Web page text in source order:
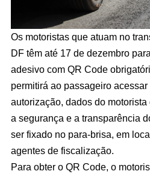
Os motoristas que atuam no
DF têm até 17 de dezembro
adesivo com QR Code
permitirá ao passageiro
autorização, dados do
a segurança e a transparência
ser fixado no para-brisa, em
agentes de fiscalização.
Para obter o QR Code, o